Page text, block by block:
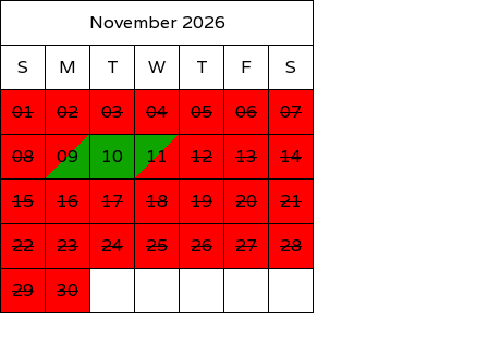
November 2026
S
M T W T F
S
01
02 03 04 05 06
07
08
09 10 11 12 13
14
15
16 17 18 19 20
21
22
23 24 25 26 27
28
29
30